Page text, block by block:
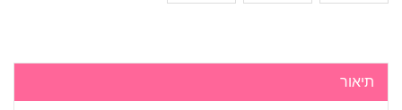
תיאור